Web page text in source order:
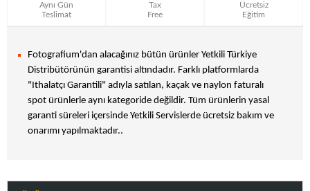
Aynı Gün
Teslimat
Tax
Free
Ücretsiz
Eğitim
Fotografium'dan alacağınız bütün ürünler Yetkili Türkiye
Distribütörünün garantisi altındadır. Farklı platformlarda
"Ithalatçı Garantili" adıyla satılan, kaçak ve naylon faturalı
spot ürünlerle aynı kategoride değildir. Tüm ürünlerin yasal
garanti süreleri içersinde Yetkili Servislerde ücretsiz bakım ve
onarımı yapılmaktadır..